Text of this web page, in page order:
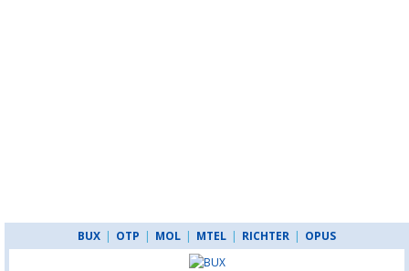
BUX | OTP | MOL | MTEL | RICHTER | OPUS